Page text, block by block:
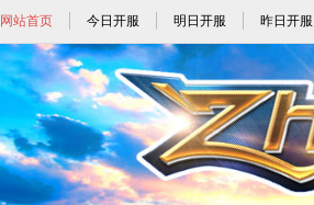
网站首页 今日开服 明日开服 昨日开服